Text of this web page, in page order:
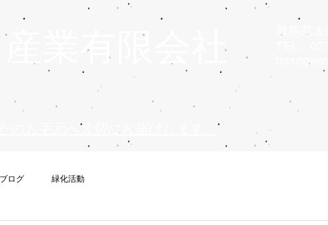
業有限会社
群馬県
のお手元へ大切にお届けします。
ログ 緑化活動